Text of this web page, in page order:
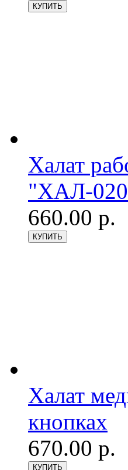
Халат
"ХАЛ-
660.00 р.
Халат
кнопках
670.00 р.